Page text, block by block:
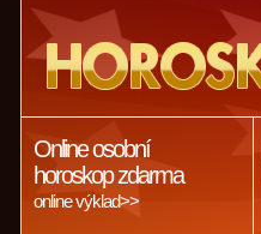
Online osobní
horoskop zdarma
online výklad>>